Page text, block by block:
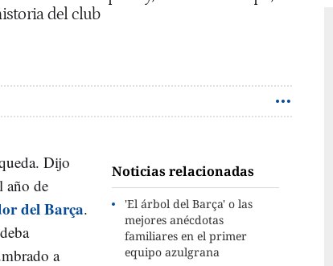
del club
Noticias relacionadas
'El árbol del Barça' o las
mejores anécdotas
familiares en el primer
equipo azulgrana
Dijo
año de
del Barça.
a